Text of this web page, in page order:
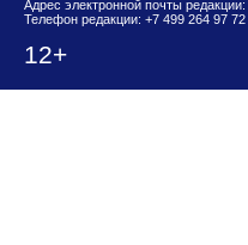
Адрес электронной почты редакции:
Телефон редакции: +7 499 264 97 72
12+